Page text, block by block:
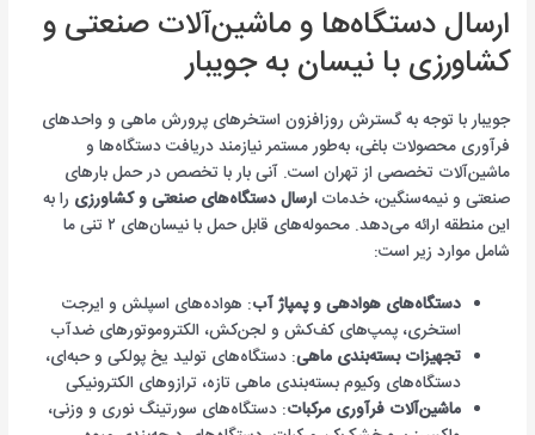
ارسال دستگاه‌ها و ماشین‌آلات صنعتی و
کشاورزی با نیسان به جویبار
جویبار با توجه به گسترش روزافزون استخرهای پرورش ماهی و واحدهای
فرآوری محصولات باغی، به‌طور مستمر نیازمند دریافت دستگاه‌ها و
ماشین‌آلات تخصصی از تهران است. آنی بار با تخصص در حمل بارهای
صنعتی و نیمه‌سنگین، خدماتارسال دستگاه‌های صنعتی و کشاورزی را به
این منطقه ارائه می‌دهد. محموله‌های قابل حمل با نیسان‌های ۲ تنی ما
شامل موارد زیر است:
دستگاه‌های هوادهی و پمپاژ آب: هواده‌های اسپلش و ایرجت
استخری، پمپ‌های کف‌کش و لجن‌کش، الکتروموتورهای ضدآب
تجهیزات بسته‌بندی ماهی: دستگاه‌های تولید یخ پولکی و حبه‌ای،
دستگاه‌های وکیوم بسته‌بندی ماهی تازه، ترازوهای الکترونیکی
ماشین‌آلات فرآوری مرکبات: دستگاه‌های سورتینگ نوری و وزنی،